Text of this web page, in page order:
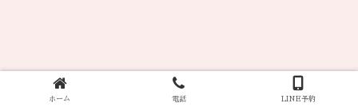
ホーム 電話 LINE予約